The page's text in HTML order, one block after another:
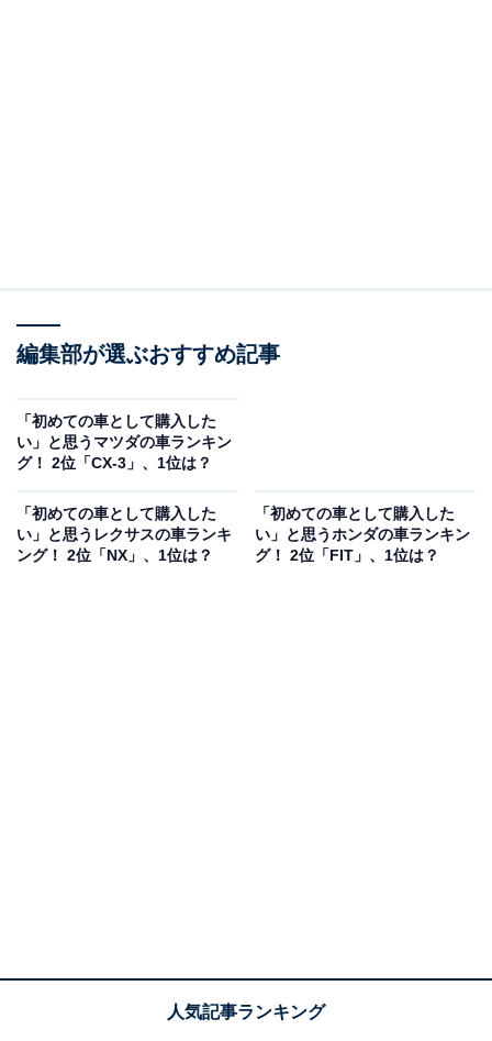
用に適していることも、選択理由として挙げられていま
す。
回答者からは「SUVにしてはサイズが小さいし、視点が
高いので初心者に向いていると思う(60代男性／大阪
いい(20代女性／群馬県)」「遠出に良さそう、走りやす
いので(30代女性／三重県)」などのコメントが寄せられ
編集部が選ぶおすすめ記事
「初めての車として購入した
い」と思うマツダの車ランキン
グ！ 2位「CX-3」、1位は？
「初めての車として購入した
い」と思うレクサスの車ランキ
ング！ 2位「NX」、1位は？
「初めての車として購入した
い」と思うホンダの車ランキン
グ！ 2位「FIT」、1位は？